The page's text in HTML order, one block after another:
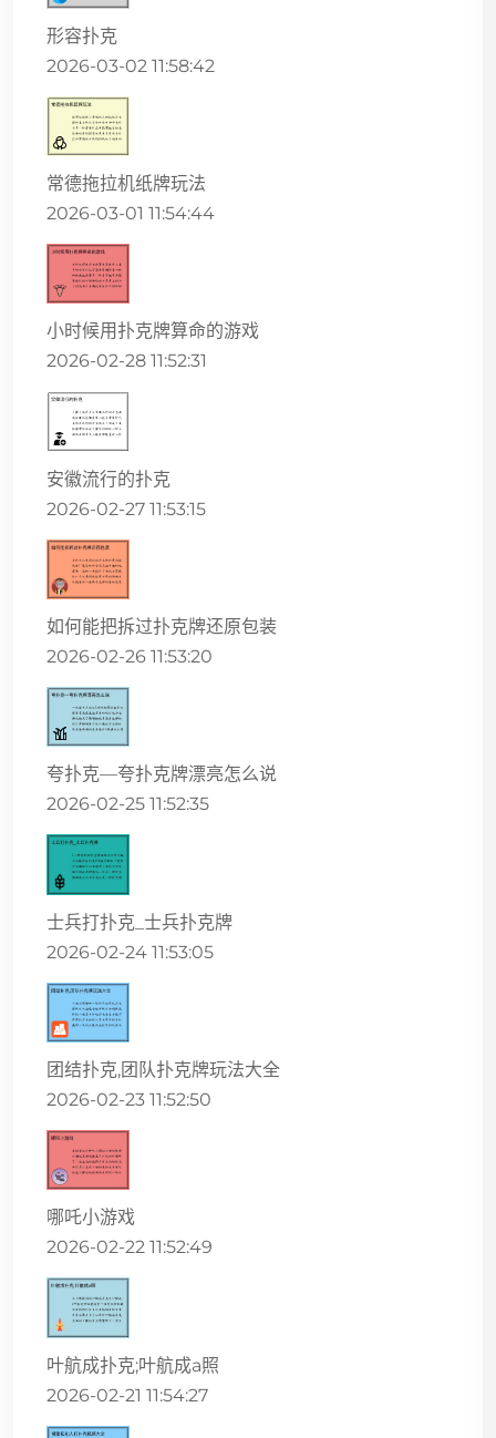
形容扑克
2026-03-02 11:58:42
常德拖拉机纸牌玩法
2026-03-01 11:54:44
小时候用扑克牌算命的游戏
2026-02-28 11:52:31
安徽流行的扑克
2026-02-27 11:53:15
如何能把拆过扑克牌还原包装
2026-02-26 11:53:20
夸扑克—夸扑克牌漂亮怎么说
2026-02-25 11:52:35
士兵打扑克_士兵扑克牌
2026-02-24 11:53:05
团结扑克,团队扑克牌玩法大全
2026-02-23 11:52:50
哪吒小游戏
2026-02-22 11:52:49
叶航成扑克;叶航成a照
2026-02-21 11:54:27